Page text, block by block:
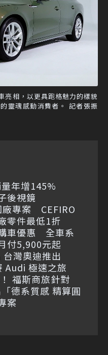
相，以更具跑格魅力的樣貌
靈魂感動消費者。 記者張振
年增145%
後視鏡
廠專案 CEFIRO
零件最低1折
車優惠 全車系
付5,900元起
灣奧迪推出
Audi 極速之旅
福斯商旅針對
德系質感 精算圓
案